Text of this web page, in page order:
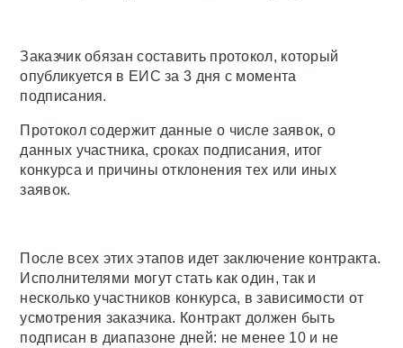
Заказчик обязан составить протокол, который
опубликуется в ЕИС за 3 дня с момента
подписания.
Протокол содержит данные о числе заявок, о
данных участника, сроках подписания, итог
конкурса и причины отклонения тех или иных
заявок.
После всех этих этапов идет заключение контракта.
Исполнителями могут стать как один, так и
несколько участников конкурса, в зависимости от
усмотрения заказчика. Контракт должен быть
подписан в диапазоне дней: не менее 10 и не